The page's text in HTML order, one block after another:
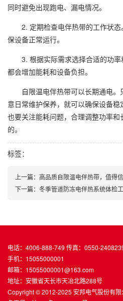
同时避免出现跑电、漏电情况。
2. 定期检查电伴热带的工作状
保设备正常运行。
3. 根据实际需求选择合适的功
都会增加能耗和设备负担。
自限温电伴热带可以长期通电
意日常维护保养，就可以确保设备
也要关注能耗问题，合理调整功率
的。
标签：
上一篇：高品质自限温电伴热带，值得
下一篇：冬季管道防冻电伴热系统体检
电话：4006-888-749 传真：0550-
手机：15055000001
邮箱：15055000001@163.com
地址：安徽省天长市天冶北路288号
Copyright © 2012-2025 安邦电气股份有限